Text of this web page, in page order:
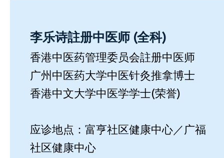
李乐诗註册中医师 (全科)
香港中医药管理委员会註册中医师
广州中医药大学中医针灸推拿博士
香港中文大学中医学学士(荣誉)
应诊地点：富亨社区健康中心／广福
社区健康中心